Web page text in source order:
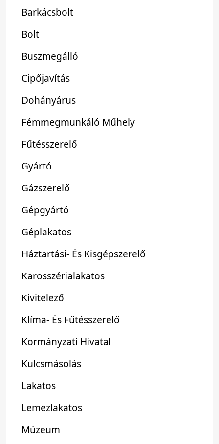
Barkácsbolt
Bolt
Buszmegálló
Cipőjavítás
Dohányárus
Fémmegmunkáló Műhely
Fűtésszerelő
Gyártó
Gázszerelő
Gépgyártó
Géplakatos
Háztartási- És Kisgépszerelő
Karosszérialakatos
Kivitelező
Klíma- És Fűtésszerelő
Kormányzati Hivatal
Kulcsmásolás
Lakatos
Lemezlakatos
Múzeum